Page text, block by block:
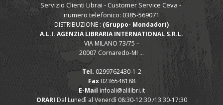
Servizio Clienti Librai - Customer Service Ceva -
numero telefonico: 0385-569071
DISTRIBUZIONE : (Gruppo- Mondadori)
A.L.I. AGENZIA LIBRARIA INTERNATIONAL S.R.L.
VIA MILANO 73/75 –
20007 Cornaredo-MI ...
Tel. 0299762430-1-2
Fax0236548188
E-Mail infoali@alilibri.it
ORARI Dal Lunedì al Venerdì 08:30-12:30 /13:30-17:30